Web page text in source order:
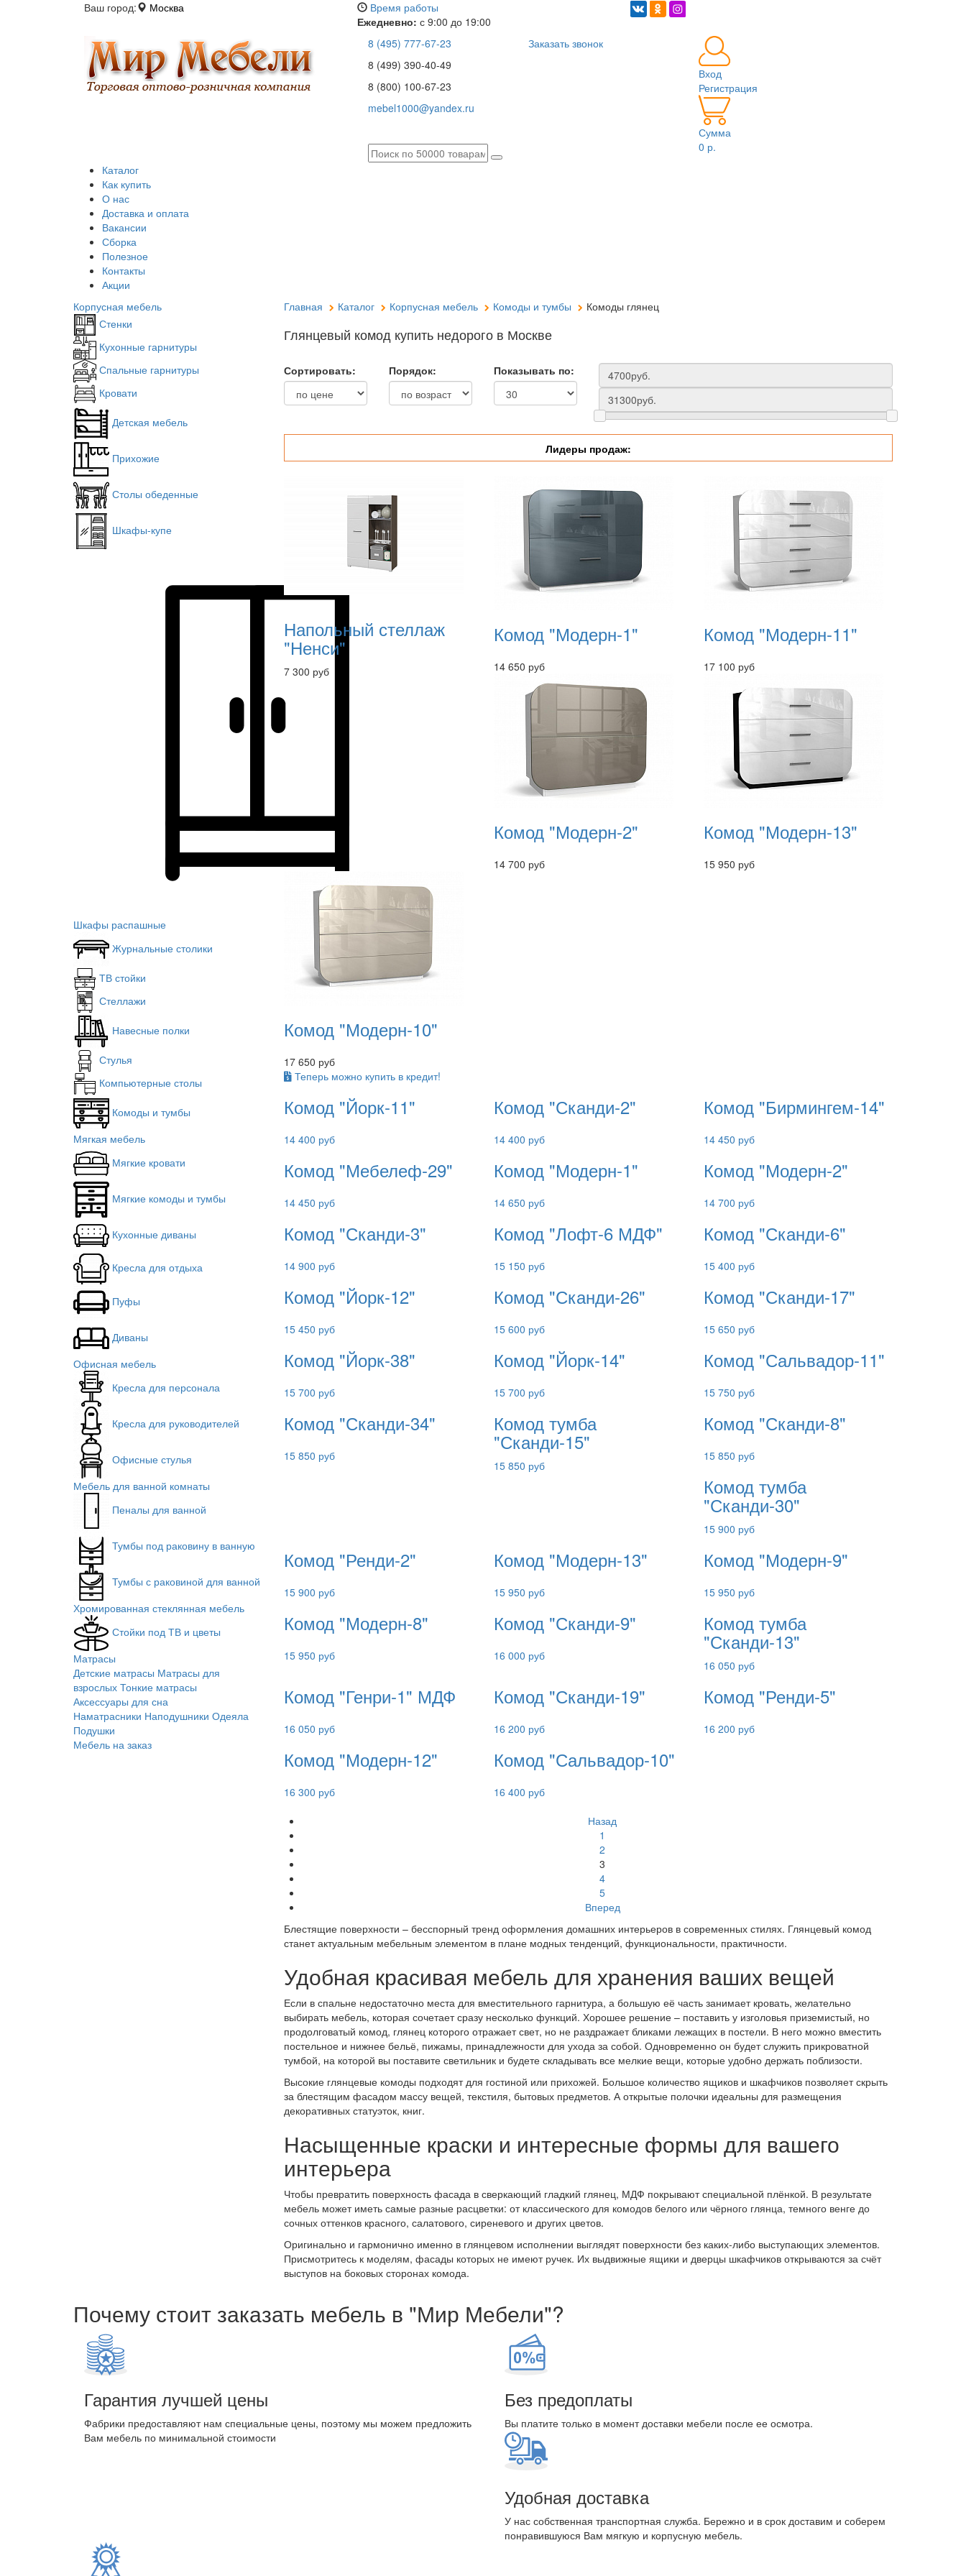
Ваш город: Москва
Время работы
Ежедневно: с 9:00 до 19:00
8 (495) 777-67-23
8 (499) 390-40-49
8 (800) 100-67-23
mebel1000@yandex.ru
Заказать звонок
Вход
Регистрация
Сумма
0 р.
Каталог
Как купить
О нас
Доставка и оплата
Вакансии
Сборка
Полезное
Контакты
Акции
Корпусная мебель
Стенки
Кухонные гарнитуры
Спальные гарнитуры
Кровати
Детская мебель
Прихожие
Столы обеденные
Шкафы-купе
Шкафы распашные
Журнальные столики
ТВ стойки
Стеллажи
Навесные полки
Стулья
Компьютерные столы
Комоды и тумбы
Мягкая мебель
Мягкие кровати
Мягкие комоды и тумбы
Кухонные диваны
Кресла для отдыха
Пуфы
Диваны
Офисная мебель
Кресла для персонала
Кресла для руководителей
Офисные стулья
Мебель для ванной комнаты
Пеналы для ванной
Тумбы под раковину в ванную
Тумбы с раковиной для ванной
Хромированная стеклянная мебель
Стойки под ТВ и цветы
Матрасы
Детские матрасы Матрасы для
взрослых Тонкие матрасы
Аксессуары для сна
Наматрасники Наподушники Одеяла
Подушки
Мебель на заказ
Главная Каталог Корпусная мебель Комоды и тумбы Комоды глянец
Глянцевый комод купить недорого в Москве
Сортировать: Порядок: Показывать по:
Лидеры продаж:
Напольный стеллаж
"Ненси"
7 300 руб
Комод "Модерн-1"
14 650 руб
Комод "Модерн-11"
17 100 руб
Комод "Модерн-2"
14 700 руб
Комод "Модерн-13"
15 950 руб
Комод "Модерн-10"
17 650 руб
Теперь можно купить в кредит!
Комод "Йорк-11"
14 400 руб
Комод "Сканди-2"
14 400 руб
Комод "Бирмингем-14"
14 450 руб
Комод "Мебелеф-29"
14 450 руб
Комод "Модерн-1"
14 650 руб
Комод "Модерн-2"
14 700 руб
Комод "Сканди-3"
14 900 руб
Комод "Лофт-6 МДФ"
15 150 руб
Комод "Сканди-6"
15 400 руб
Комод "Йорк-12"
15 450 руб
Комод "Сканди-26"
15 600 руб
Комод "Сканди-17"
15 650 руб
Комод "Йорк-38"
15 700 руб
Комод "Йорк-14"
15 700 руб
Комод "Сальвадор-11"
15 750 руб
Комод "Сканди-34"
15 850 руб
Комод тумба
"Сканди-15"
15 850 руб
Комод "Сканди-8"
15 850 руб
Комод тумба
"Сканди-30"
15 900 руб
Комод "Ренди-2"
15 900 руб
Комод "Модерн-13"
15 950 руб
Комод "Модерн-9"
15 950 руб
Комод "Модерн-8"
15 950 руб
Комод "Сканди-9"
16 000 руб
Комод тумба
"Сканди-13"
16 050 руб
Комод "Генри-1" МДФ
16 050 руб
Комод "Сканди-19"
16 200 руб
Комод "Ренди-5"
16 200 руб
Комод "Модерн-12"
16 300 руб
Комод "Сальвадор-10"
16 400 руб
Назад
1
2
3
4
5
Вперед
Блестящие поверхности – бесспорный тренд оформления домашних интерьеров в современных стилях. Глянцевый комод
станет актуальным мебельным элементом в плане модных тенденций, функциональности, практичности.
Удобная красивая мебель для хранения ваших вещей
Если в спальне недостаточно места для вместительного гарнитура, а большую её часть занимает кровать, желательно
выбирать мебель, которая сочетает сразу несколько функций. Хорошее решение – поставить у изголовья приземистый, но
продолговатый комод, глянец которого отражает свет, но не раздражает бликами лежащих в постели. В него можно вместить
постельное и нижнее бельё, пижамы, принадлежности для ухода за собой. Одновременно он будет служить прикроватной
тумбой, на которой вы поставите светильник и будете складывать все мелкие вещи, которые удобно держать поблизости.
Высокие глянцевые комоды подходят для гостиной или прихожей. Большое количество ящиков и шкафчиков позволяет скрыть
за блестящим фасадом массу вещей, текстиля, бытовых предметов. А открытые полочки идеальны для размещения
декоративных статуэток, книг.
Насыщенные краски и интересные формы для вашего
интерьера
Чтобы превратить поверхность фасада в сверкающий гладкий глянец, МДФ покрывают специальной плёнкой. В результате
мебель может иметь самые разные расцветки: от классического для комодов белого или чёрного глянца, темного венге до
сочных оттенков красного, салатового, сиреневого и других цветов.
Оригинально и гармонично именно в глянцевом исполнении выглядят поверхности без каких-либо выступающих элементов.
Присмотритесь к моделям, фасады которых не имеют ручек. Их выдвижные ящики и дверцы шкафчиков открываются за счёт
выступов на боковых сторонах комода.
Почему стоит заказать мебель в "Мир Мебели"?
Гарантия лучшей цены
Фабрики предоставляют нам специальные цены, поэтому мы можем предложить
Вам мебель по минимальной стоимости
Без предоплаты
Вы платите только в момент доставки мебели после ее осмотра.
Удобная доставка
У нас собственная транспортная служба. Бережно и в срок доставим и соберем
понравившуюся Вам мягкую и корпусную мебель.